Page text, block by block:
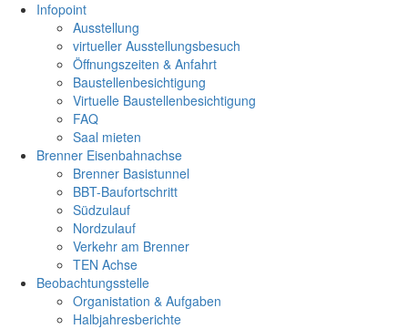
Infopoint
Ausstellung
virtueller Ausstellungsbesuch
Öffnungszeiten & Anfahrt
Baustellenbesichtigung
Virtuelle Baustellenbesichtigung
FAQ
Saal mieten
Brenner Eisenbahnachse
Brenner Basistunnel
BBT-Baufortschritt
Südzulauf
Nordzulauf
Verkehr am Brenner
TEN Achse
Beobachtungsstelle
Organistation & Aufgaben
Halbjahresberichte